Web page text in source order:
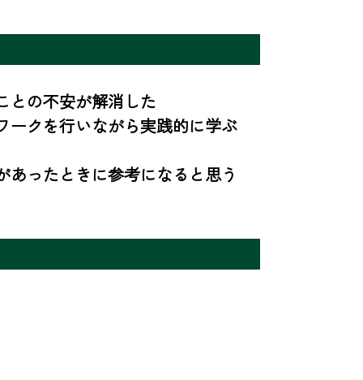
との不安が解消した
ークを行いながら実践的に学ぶ
ったときに参考になると思う